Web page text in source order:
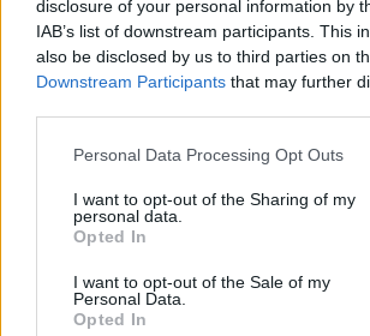
disclosure of your personal information by
IAB’s list of downstream participants. This
also be disclosed by us to third parties on
Downstream Participants that may further
Personal Data Processing Opt Outs
I want to opt-out of the Sharing of my
personal data.
Opted In
I want to opt-out of the Sale of my
Personal Data.
Opted In